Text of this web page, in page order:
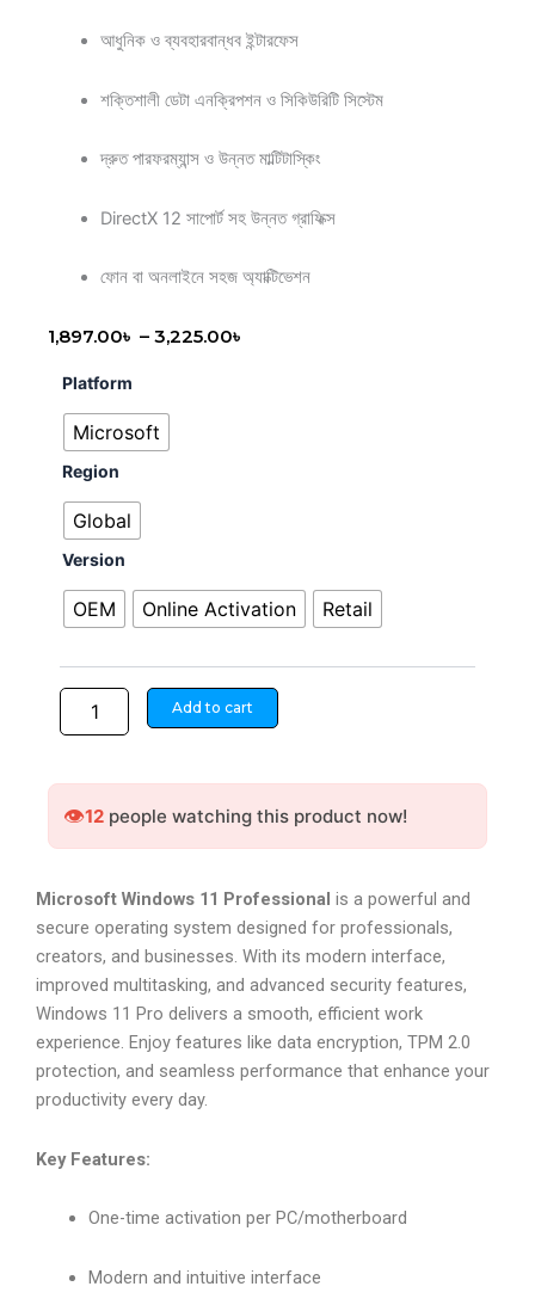
আধুনিক ও ব্যবহারবান্ধব ইন্টারফেস
শক্তিশালী ডেটা এনক্রিপশন ও সিকিউরিটি সিস্টেম
দ্রুত পারফরম্যান্স ও উন্নত মাল্টিটাস্কিং
DirectX 12 সাপোর্ট সহ উন্নত গ্রাফিক্স
ফোন বা অনলাইনে সহজ অ্যাক্টিভেশন
1,897.00৳ – 3,225.00৳
Platform
Microsoft
Region
Global
Version
OEM Online Activation Retail
Microsoft
11
Professional
|
CD
Key
quantity
Add to cart
👁️12 people watching this product now!
Microsoft Windows 11 Professional is a powerful and
secure operating system designed for professionals,
creators, and businesses. With its modern interface,
improved multitasking, and advanced security features,
Windows 11 Pro delivers a smooth, efficient work
experience. Enjoy features like data encryption, TPM 2.0
protection, and seamless performance that enhance your
productivity every day.
Key Features:
One-time activation per PC/motherboard
Modern and intuitive interface